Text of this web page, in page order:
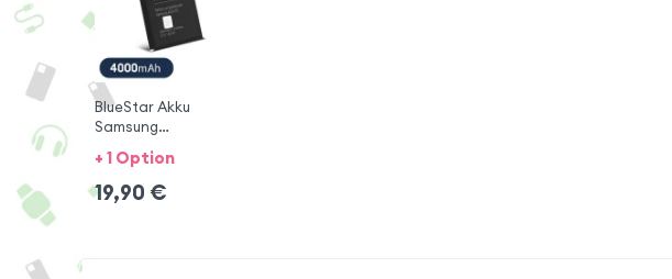
BlueStar Akku
Samsung
A20/A30/A30s/A50
+ 1 Option
19,90 €